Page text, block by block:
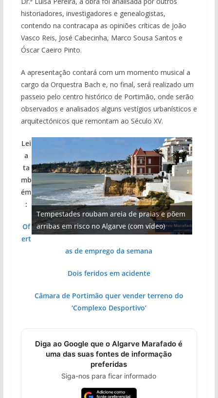
historiadores, investigadores e genealogistas,
contendo na contracapa as opiniões críticas de João
Vasco Reis, José Cabecinha, Marco Sousa Santos e
Óscar Caeiro Pinto.
A apresentação contará com um momento musical a
cargo da Orquestra Bach e, no final, será realizado um
passeio pelo centro histórico de Portimão, onde serão
observados e analisados alguns vestígios urbanísticos e
arquitectónicos que remontam ao Século XV.
Tempestades roubam areia de praias e põem
arribas em risco no Algarve (com vídeo)
Tapas do mar a 3 euros cada. Nova rota
gastronómica nasce no Algarve
Foto do dia: uma cidade algarvia que cresceu
entre redes e fábricas
Projeto milionário: investimento de 108
milhões de euros na construção de dois
hotéis (com vídeo)
Milagre da água. Fontes emblemáticas do
Algarve voltam a ter vida (com vídeo)
Lei
a
ta
mb
ém
:
Of
ert
as de emprego da semana
Dois feridos em acidente
Câmara de Portimão quer vender terreno do
‘Complexo Desportivo’
Diga ao Google que o Algarve Marafado é
uma das suas fontes de informação
preferidas
Siga-nos para ficar informado